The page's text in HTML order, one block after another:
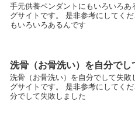
手元供養ペンダントにもいろいろあ
グサイトです。 是非参考にしてく
もいろいろあるんです
洗骨（お骨洗い）を自分でし
洗骨（お骨洗い）を自分でして失敗
グサイトです。 是非参考にしてく
分でして失敗しました